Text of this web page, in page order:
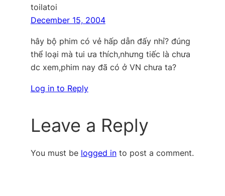
toilatoi
December 15, 2004
hây bộ phim có vẻ hấp dẫn đấy nhỉ? đúng
thể loại mà tui ưa thích,nhưng tiếc là chưa
dc xem,phim nay đã có ở VN chưa ta?
Log in to Reply
Leave a Reply
You must be logged into post a comment.